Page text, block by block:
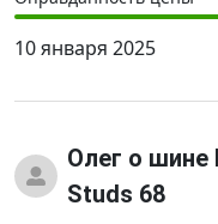
10 января 2025
Олег о шине
Studs 68